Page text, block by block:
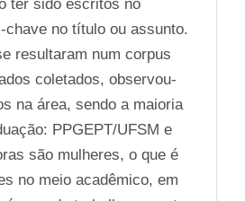
ter sido escritos no
chave no título ou assunto.
resultaram num corpus
coletados, observou-
na área, sendo a maioria
PPGEPT/UFSM e
são mulheres, o que é
no meio acadêmico, em